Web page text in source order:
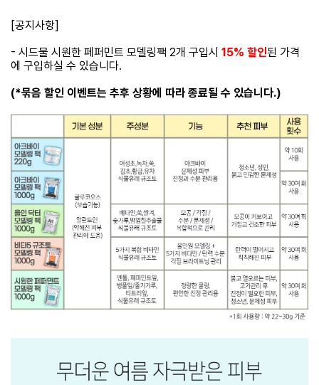
[공지사항]
- 시드물 시원한 페퍼민트 모델링팩 2개 구입시 15% 할인된 가격
에 구입하실 수 있습니다.
(*묶음 할인 이벤트는 추후 상황에 따라 종료될 수 있습니다.)